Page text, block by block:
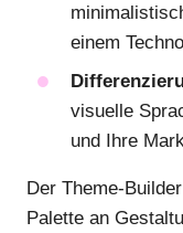
einem
visuelle
und Ihre
Der Theme-
Palette an